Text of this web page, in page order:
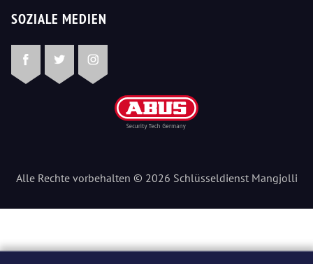
SOZIALE MEDIEN
FacebookTwitterInstagram
Alle Rechte vorbehalten © 2026 Schlüsseldienst Mangjolli